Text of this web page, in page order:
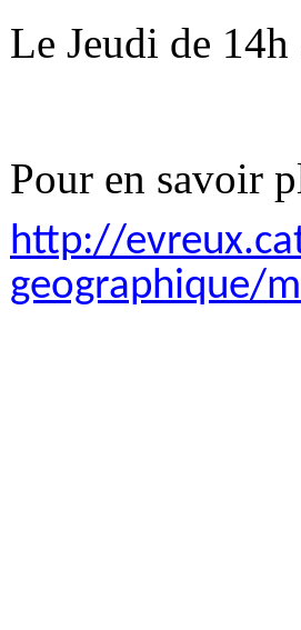
Le Jeudi de 14h
Pour en savoir
http://
geographique/